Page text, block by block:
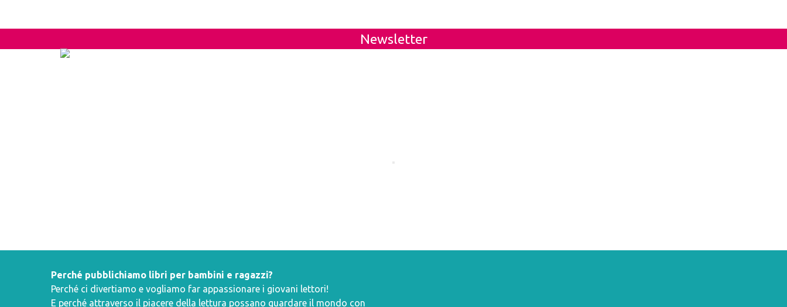
Newsletter
Perché pubblichiamo libri per bambini e ragazzi?
Perché ci divertiamo e vogliamo far appassionare i giovani lettori!
E perché attraverso il piacere della lettura possano guardare il mondo con